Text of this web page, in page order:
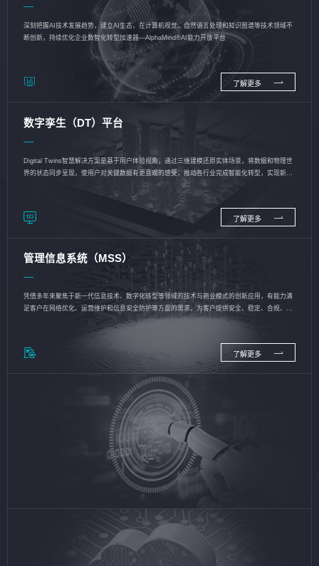
深刻把握AI技术发展趋势，建立AI生态，在计算机视觉、自然语言处理和知识图谱等技术领域不
断创新，持续优化企业数智化转型加速器—AlphaMind®AI能力开放平台
了解更多
数字孪生（DT）平台
Digital Twins智慧解决方案是基于用户体验视角，通过三维建模还原实体场景，将数据和物理世
界的状态同步呈现，使用户对关键数据有更直观的感受，推动各行业完成智能化转型，实现新旧
了解更多
管理信息系统（MSS）
凭借多年来聚焦于新一代信息技术、数字化转型等领域的技术与商业模式的创新应用，有能力满
足客户在网络优化、运营维护和信息安全防护等方面的需求，为客户提供安全、稳定、合规、持
了解更多